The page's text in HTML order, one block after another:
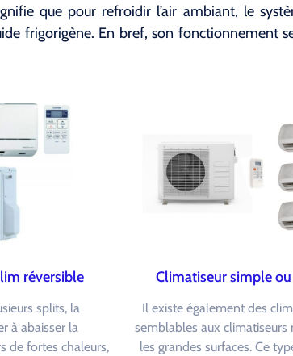
que pour refroidir l’air ambiant, le
frigorigène. En bref, son fonctionnement
réversible
splits, la
à abaisser la
de fortes chaleurs,
Climatiseur simple
Il existe également des
semblables aux climatiseurs
les grandes surfaces. Ce